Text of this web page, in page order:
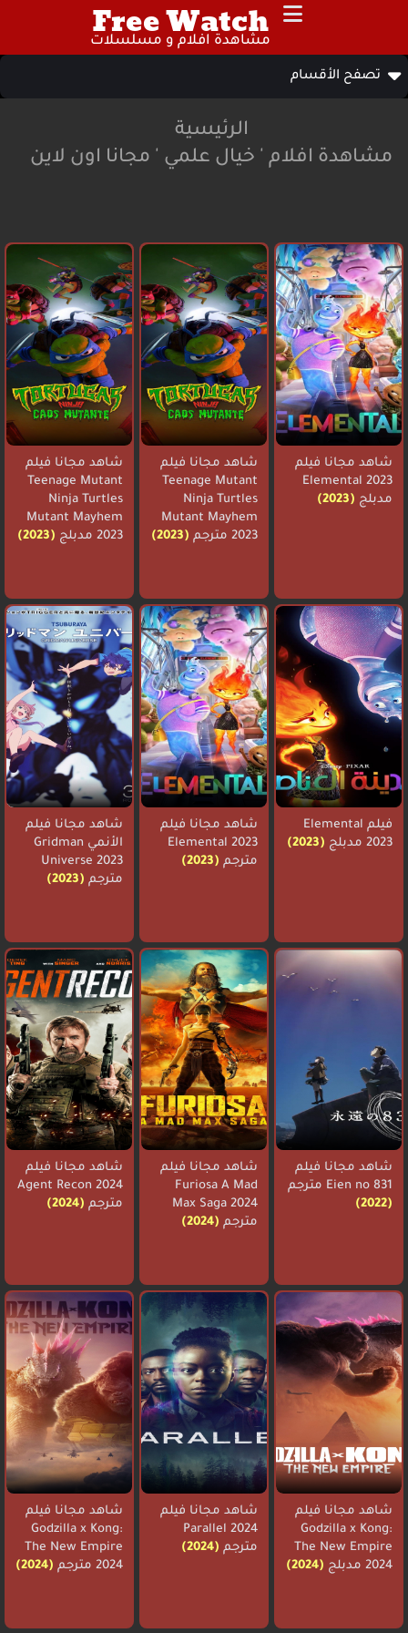
Free Watch
مشاهدة افلام و مسلسلات
تصفح الأقسام
الرئيسية
مشاهدة افلام ' خيال علمي ' مجانا اون لاين
شاهد مجانا فيلم
Elemental 2023
مدبلج (2023)
شاهد مجانا فيلم
Teenage Mutant
Ninja Turtles
Mutant Mayhem
2023 مترجم
(2023)
شاهد مجانا فيلم
Teenage Mutant
Ninja Turtles
Mutant Mayhem
2023 مدبلج
(2023)
فيلم Elemental
2023 مدبلج
(2023)
شاهد مجانا فيلم
Elemental 2023
مترجم (2023)
شاهد مجانا فيلم
الأنمي Gridman
Universe 2023
مترجم (2023)
شاهد مجانا فيلم
Eien no 831 مترجم
(2022)
شاهد مجانا فيلم
Furiosa A Mad
Max Saga 2024
مترجم (2024)
شاهد مجانا فيلم
Agent Recon 2024
مترجم (2024)
شاهد مجانا فيلم
Godzilla x Kong:
The New Empire
2024 مدبلج
(2024)
شاهد مجانا فيلم
Parallel 2024
مترجم (2024)
شاهد مجانا فيلم
Godzilla x Kong:
The New Empire
2024 مترجم
(2024)